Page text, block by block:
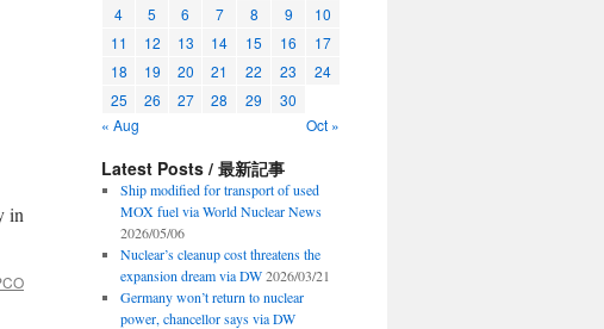
in
4
5 6 7 8 9
10
11
12 13 14 15 16
17
18
19 20 21 22 23
24
25
26 27 28 29
30
« Aug
Oct »
Latest Posts / 最新記事
Ship modified for transport of used
MOX fuel via World Nuclear News
2026/05/06
Nuclear’s cleanup cost threatens the
expansion dream via DW 2026/03/21
Germany won’t return to nuclear
power, chancellor says via DW